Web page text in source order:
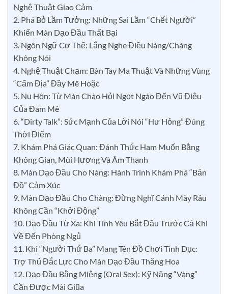
Nghệ Thuật Giao Cảm
2. Phá Bỏ Lầm Tưởng: Những Sai Lầm “Chết Người”
Khiến Màn Dạo Đầu Thất Bại
3. Ngôn Ngữ Cơ Thể: Lắng Nghe Điều Nàng/Chàng
Không Nói
4. Nghệ Thuật Chạm: Bàn Tay Ma Thuật Và Những Vùng
“Cấm Địa” Đầy Mê Hoặc
5. Nụ Hôn: Từ Màn Chào Hỏi Ngọt Ngào Đến Vũ Điệu
Của Đam Mê
6. “Dirty Talk”: Sức Mạnh Của Lời Nói “Hư Hỏng” Đúng
Thời Điểm
7. Khám Phá Giác Quan: Đánh Thức Ham Muốn Bằng
Không Gian, Mùi Hương Và Âm Thanh
8. Màn Dạo Đầu Cho Nàng: Hành Trình Khám Phá “Bản
Đồ” Cảm Xúc
9. Màn Dạo Đầu Cho Chàng: Đừng Nghĩ Cánh Mày Râu
Không Cần “Khởi Động”
10. Dạo Đầu Từ Xa: Khi Tình Yêu Bắt Đầu Trước Cả Khi
Về Đến Phòng Ngủ
11. Khi “Người Thứ Ba” Mang Tên Đồ Chơi Tình Dục:
Trợ Thủ Đắc Lực Cho Màn Dạo Đầu Thăng Hoa
12. Dạo Đầu Bằng Miệng (Oral Sex): Kỹ Năng “Vàng”
Cần Được Mài Giũa